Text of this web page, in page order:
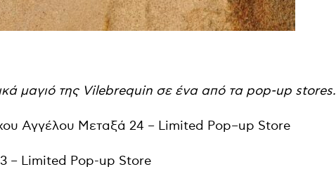
μαγιό της Vilebrequin σε ένα από τα pop-up stores.
Αγγέλου Μεταξά 24 – Limited Pop–up Store
– Limited Pop-up Store